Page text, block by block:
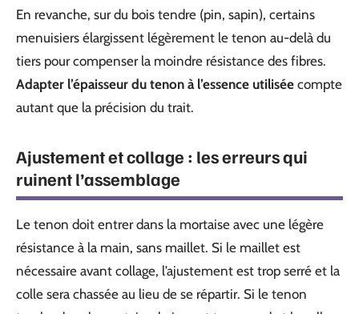
En revanche, sur du bois tendre (pin, sapin), certains
menuisiers élargissent légèrement le tenon au-delà du
tiers pour compenser la moindre résistance des fibres.
Adapter l’épaisseur du tenon à l’essence utilisée compte
autant que la précision du trait.
Ajustement et collage : les erreurs qui
ruinent l’assemblage
Le tenon doit entrer dans la mortaise avec une légère
résistance à la main, sans maillet. Si le maillet est
nécessaire avant collage, l’ajustement est trop serré et la
colle sera chassée au lieu de se répartir. Si le tenon